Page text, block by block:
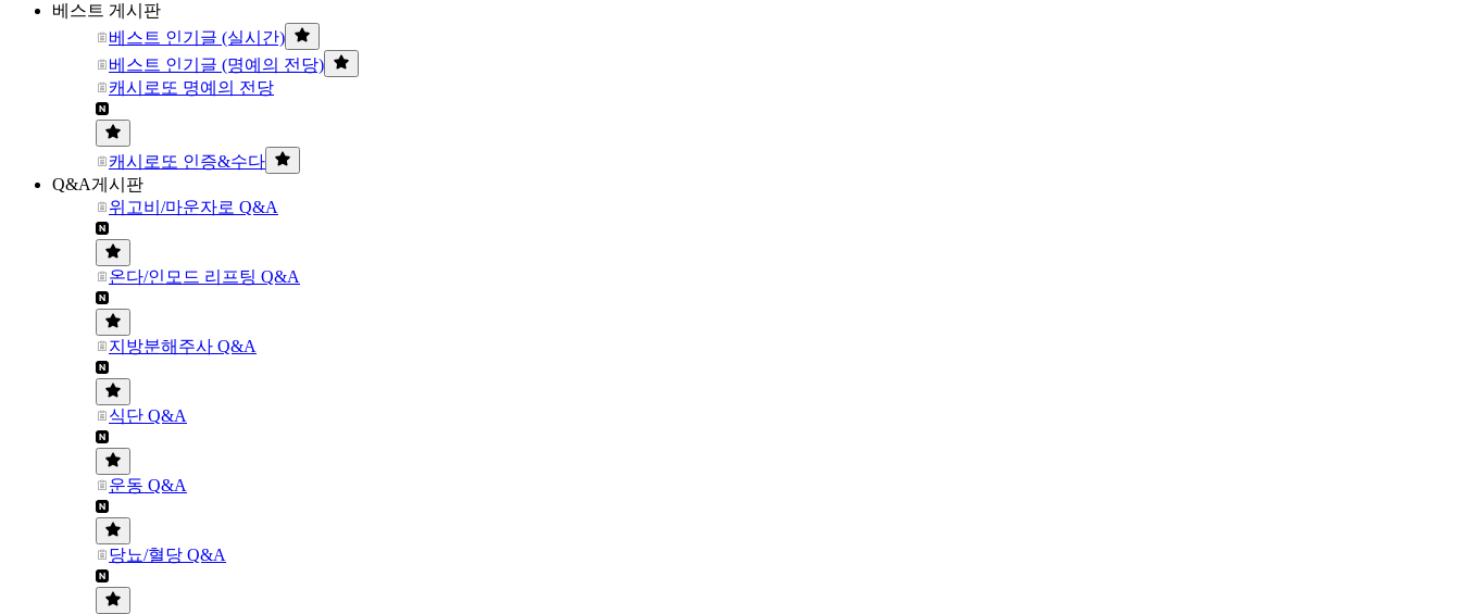
베스트 게시판
베스트 인기글 (실시간)
베스트 인기글 (명예의 전당)
캐시로또 명예의 전당
캐시로또 인증&수다
Q&A게시판
위고비/마운자로 Q&A
온다/인모드 리프팅 Q&A
지방분해주사 Q&A
식단 Q&A
운동 Q&A
당뇨/혈당 Q&A